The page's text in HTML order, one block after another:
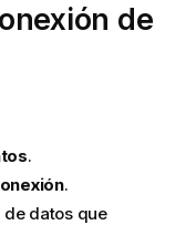
de
.
.
datos que